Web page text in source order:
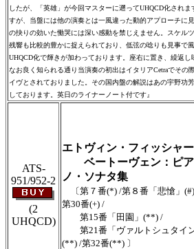
したが、「英雄」が今回マスターに遡ってUHQCD化され
すが、当盤には他の演奏とは一風違った動的アプローチに
の抉りの効いた慟哭には深い感動を禁じえません。スケル
残響も比較的豊かに捉えられており、低弦の唸りも見事で
UHQCD化で輝きが加わっております。座右に置き、繰返し
なお良く知られる通り当演奏の初出はイタリアCetraでその
イヴとされておりました。その国内盤の解説はあの宇野功
しております。英日のライナーノート付です』
ATS-
951/952-2
(2
UHQCD)
エトヴィン・フィッシャ
ベートーヴェン：ピア
ノ・ソナタ集
〔第７番(*) /第８番「悲愴」
第30番(+) /
第15番「田園」(**) /
第21番「ヴァルトシュタイン
(**) /第32番(**) 〕